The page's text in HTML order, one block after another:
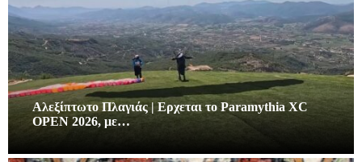
Αλεξίπτωτο Πλαγιάς | Ερχεται το Paramythia XC
OPEN 2026, με…